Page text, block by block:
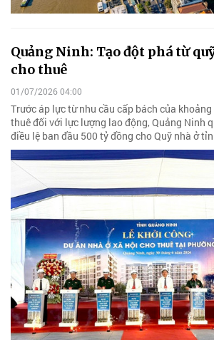
Quảng Ninh: Tạo đột phá từ
cho thuê
01/07/2026 04:00
Trước áp lực từ nhu cầu cấp bách của
thuê đối với lực lượng lao động, Quảng Ninh
điều lệ ban đầu 500 tỷ đồng cho Quỹ nhà ở